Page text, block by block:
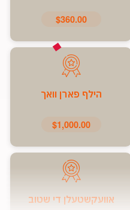
$360.00
הילף פארן וואך
$1,000.00
אוועקשטעלן די שטוב